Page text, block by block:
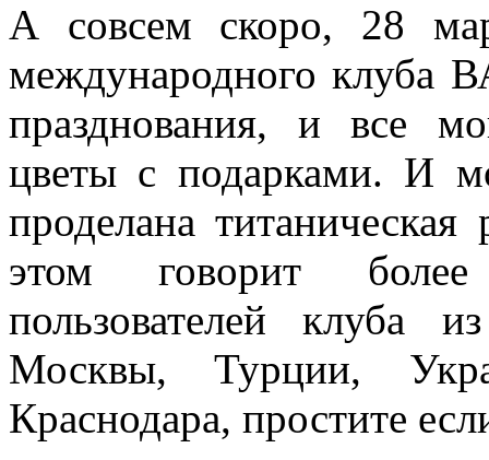
А совсем скоро, 28
международного клуба
празднования, и все
цветы с подарками. И
проделана
этом говорит более
пользователей клуба
Москвы, Турции,
Краснодара, простите